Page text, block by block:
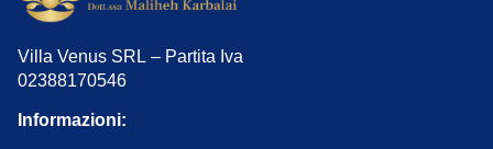
Villa Venus SRL – Partita Iva
02388170546
Informazioni: